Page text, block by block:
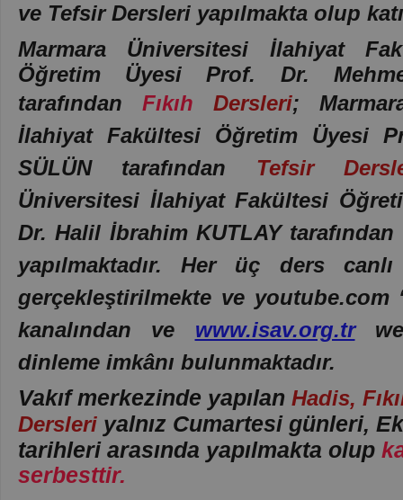
ve Tefsir Dersleri yapılmakta olup
Marmara Üniversitesi İlahiyat
Öğretim Üyesi Prof. Dr.
tarafından Fıkıh Dersleri;
İlahiyat Fakültesi Öğretim Üyesi
SÜLÜN tarafından Tefsir
Üniversitesi İlahiyat Fakültesi
Dr. Halil İbrahim KUTLAY tarafından
yapılmaktadır. Her üç ders
gerçekleştirilmekte ve youtube.com
kanalından ve www.isav.org.tr
dinleme imkânı bulunmaktadır.
Vakıf merkezinde yapılan Hadis,
Dersleri yalnız Cumartesi günleri,
tarihleri arasında yapılmakta olup
serbesttir.